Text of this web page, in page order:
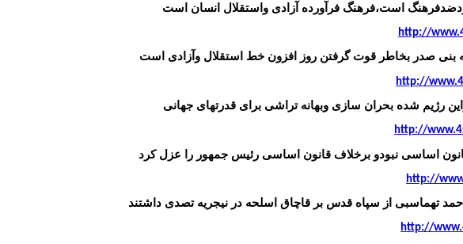
است،فرهنگ فرآورده آزادی واستقلال انسان است
http://
بنی صدر بخاطر قوت گرفتن روز افزون خط استقلال وآزادی است
http://
شده بحران سازی وبهانه تراشی برای قدرتهای جهانی
http://
اساسی نبودو برخلاف قانون اساسی رئیس جمهور را عزل کرد
http://
تهماسبی از سپاه قدس بر قاچاق اسلحه در نیجریه تصدی داشتند
http://